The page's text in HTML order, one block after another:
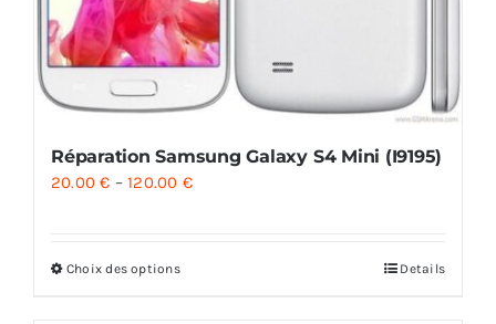
Réparation Samsung Galaxy S4 Mini (I9195)
20.00€ –120.00 €
Choix des options Details